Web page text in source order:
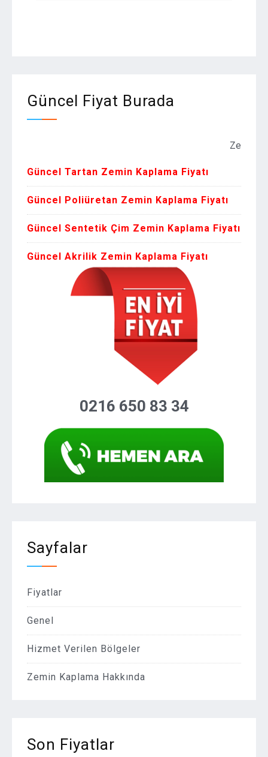
Güncel Fiyat Burada
Zemin
Güncel Tartan Zemin Kaplama Fiyatı
Güncel Poliüretan Zemin Kaplama Fiyatı
Güncel Sentetik Çim Zemin Kaplama Fiyatı
Güncel Akrilik Zemin Kaplama Fiyatı
0216 650 83 34
Sayfalar
Fiyatlar
Genel
Hizmet Verilen Bölgeler
Zemin Kaplama Hakkında
Son Fiyatlar